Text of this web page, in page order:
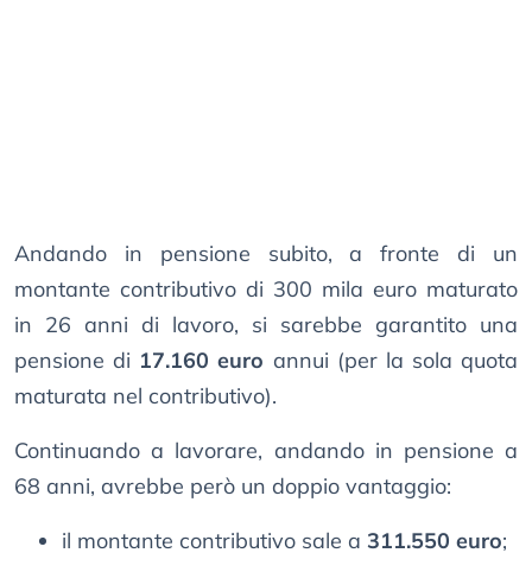
Andando in pensione subito, a fronte di un
montante contributivo di 300 mila euro maturato
in 26 anni di lavoro, si sarebbe garantito una
pensione di 17.160 euro annui (per la sola quota
maturata nel contributivo).
Continuando a lavorare, andando in pensione a
68 anni, avrebbe però un doppio vantaggio:
il montante contributivo sale a 311.550 euro;